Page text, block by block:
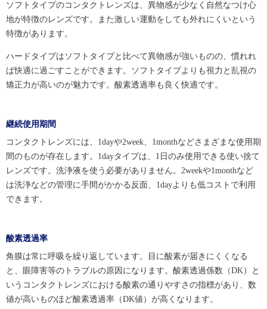
ソフトタイプのコンタクトレンズは、異物感が少なく自然なつけ心
地が特徴のレンズです。また激しい運動をしても外れにくいという
特徴があります。
ハードタイプはソフトタイプと比べて異物感が強いものの、慣れれ
ば快適に過ごすことができます。ソフトタイプよりも視力と乱視の
矯正力が高いのが魅力です。酸素透過率も良く快適です。
継続使用期間
コンタクトレンズには、1dayや2week、1monthなどさまざまな使用期
間のものが存在します。1dayタイプは、1日のみ使用できる使い捨て
レンズです。洗浄液を使う必要がありません。2weekや1monthなど
は洗浄などの管理に手間がかかる反面、1dayよりも低コストで利用
できます。
酸素透過率
角膜は常に呼吸を繰り返しています。目に酸素が届きにくくなる
と、眼障害等のトラブルの原因になります。酸素透過係数（DK）と
いうコンタクトレンズにおける酸素の通りやすさの指標があり、数
値が高いものほど酸素透過率（DK値）が高くなります。